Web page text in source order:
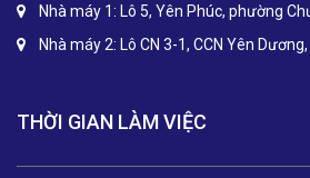
Nhà máy 1: Lô 5, Yên Phúc, phường
Nhà máy 2: Lô CN 3-1, CCN Yên
THỜI GIAN LÀM VIỆC